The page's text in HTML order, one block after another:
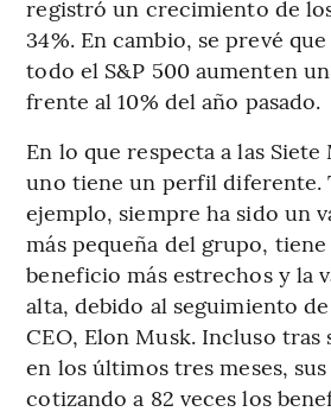
registró un crecimiento de
34%. En cambio, se prevé
todo el S&P 500 aumenten un
frente al 10% del año pasado.
En lo que respecta a las Siete
uno tiene un perfil diferente.
ejemplo, siempre ha sido un
más pequeña del grupo,
beneficio más estrechos y la
alta, debido al seguimiento
CEO, Elon Musk. Incluso tras
en los últimos tres meses,
cotizando a 82 veces los